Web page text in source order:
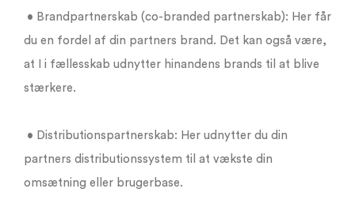
• Brandpartnerskab (co-branded partnerskab): Her får
du en fordel af din partners brand. Det kan også være,
at I i fællesskab udnytter hinandens brands til at blive
stærkere.
• Distributionspartnerskab: Her udnytter du din
partners distributionssystem til at vækste din
omsætning eller brugerbase.